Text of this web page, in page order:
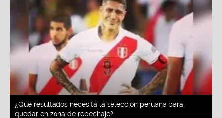
¿Qué resultados necesita la selección peruana para
quedar en zona de repechaje?